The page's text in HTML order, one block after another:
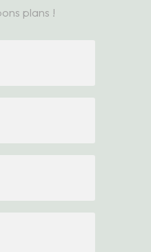
plans !